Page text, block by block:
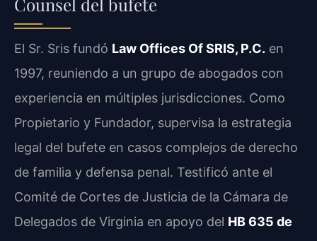
El Sr. Sris fundó Law Offices Of SRIS, P.C. en
1997, reuniendo a un grupo de abogados con
experiencia en múltiples jurisdicciones. Como
Propietario y Fundador, supervisa la estrategia
legal del bufete en casos complejos de derecho
de familia y defensa penal. Testificó ante el
Comité de Cortes de Justicia de la Cámara de
Delegados de Virginia en apoyo del HB 635 de